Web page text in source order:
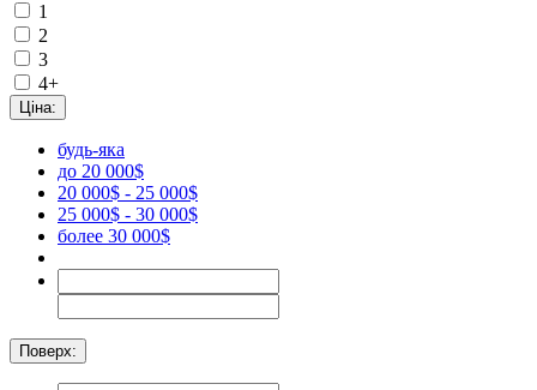
1
2
3
4+
Ціна:
будь-яка
до 20 000$
20 000$ - 25 000$
25 000$ - 30 000$
более 30 000$
Поверх: